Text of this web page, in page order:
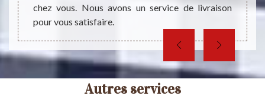
chez vous. Nous avons un service de livraison
pour vous satisfaire.
très
Autres services